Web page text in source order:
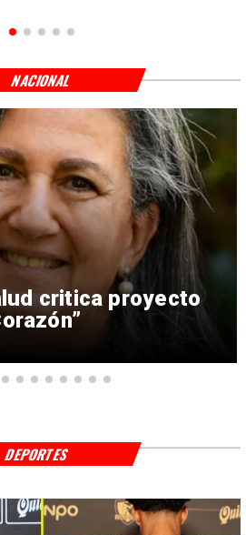
critica proyecto
NACIONAL
DEPORTES